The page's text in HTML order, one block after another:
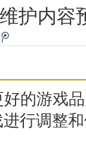
护内容
的游戏
行调整